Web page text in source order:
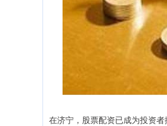
在济宁，股票配资已成为投资